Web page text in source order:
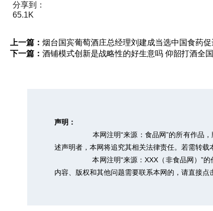
分享到：
65.1K
上一篇： 烟台国宾葡萄酒庄总经理刘建成当选中国食药
下一篇： 酒铺模式创新是战略性的好生意吗 仰韶打酒全
声明：
本网注明“来源：食品网”的所有作品
述声明者，本网将追究其相关法律责任。若需转载
本网注明“来源：XXX（非食品网）”
内容、版权和其他问题需要联系本网的，请直接点